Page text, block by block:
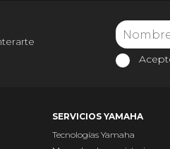
SERVICIOS YAMAHA
Tecnologías Yamaha